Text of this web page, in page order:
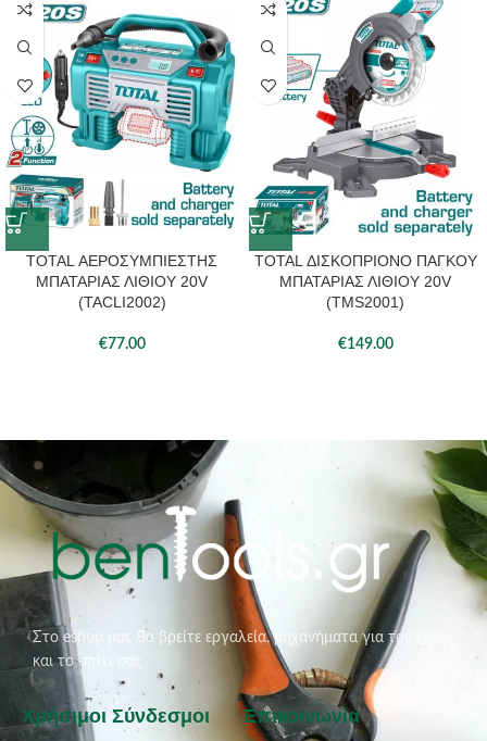
TOTAL ΑΕΡΟΣΥΜΠΙΕΣΤΗΣ
ΜΠΑΤΑΡΙΑΣ ΛΙΘΙΟΥ 20V
(TACLI2002)
€77.00
TOTAL ΔΙΣΚΟΠΡΙΟΝΟ ΠΑΓΚΟΥ
ΜΠΑΤΑΡΙΑΣ ΛΙΘΙΟΥ 20V
(TMS2001)
€149.00
Στο eshop μας θα βρείτε εργαλεία, μηχανήματα για τον κήπο
και το σπίτι σας
Χρήσιμοι Σύνδεσμοι Επικοινωνία